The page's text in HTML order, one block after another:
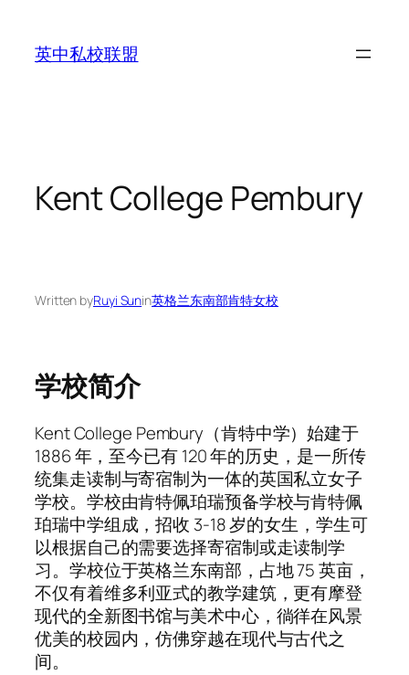
content
英中私校联盟
Kent College Pembury
Written byRuyi Sunin英格兰东南部肯特女校
学校简介
Kent College Pembury（肯特中学）始建于
1886 年，至今已有 120 年的历史，是一所传
统集走读制与寄宿制为一体的英国私立女子
学校。学校由肯特佩珀瑞预备学校与肯特佩
珀瑞中学组成，招收 3-18 岁的女生，学生可
以根据自己的需要选择寄宿制或走读制学
习。学校位于英格兰东南部，占地 75 英亩，
不仅有着维多利亚式的教学建筑，更有摩登
现代的全新图书馆与美术中心，徜徉在风景
优美的校园内，仿佛穿越在现代与古代之
间。